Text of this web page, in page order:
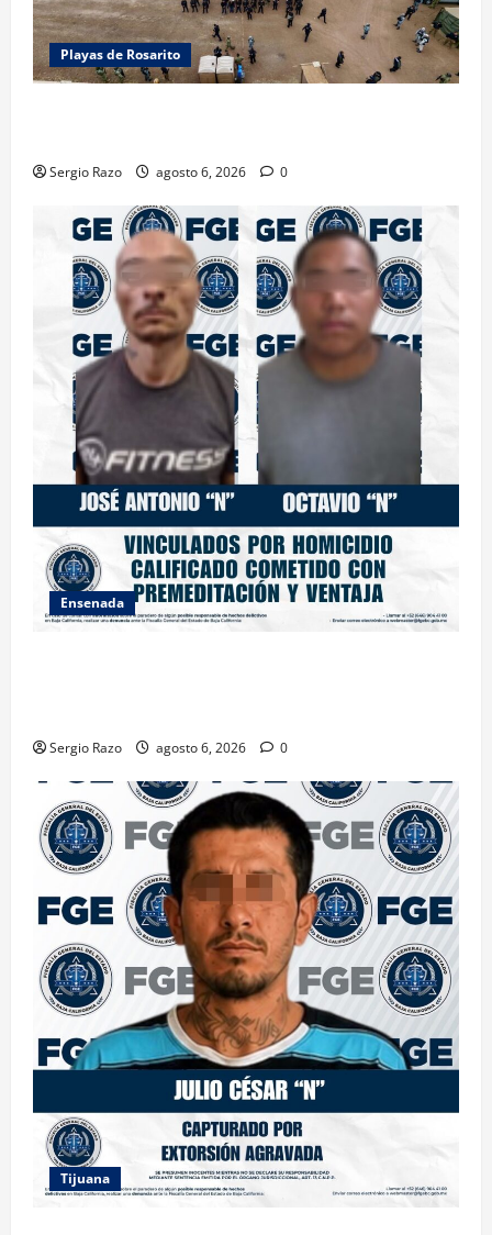
Playas de Rosarito
Sergio Razo agosto 6, 2026 0
Ensenada
Sergio Razo agosto 6, 2026 0
Tijuana